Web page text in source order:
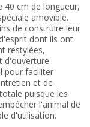
40 cm de longueur,
amovible.
de construire leur
dont ils ont
restylées,
d'ouverture
pour faciliter
et de
puisque les
l'animal de
d'utilisation.